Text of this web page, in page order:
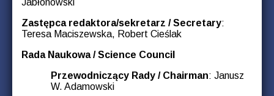
Jabłonowski
Zastępca redaktora/sekretarz / Secretary:
Teresa Maciszewska, Robert Cieślak
Rada Naukowa / Science Council
Przewodniczący Rady / Chairman: Janusz
W. Adamowski